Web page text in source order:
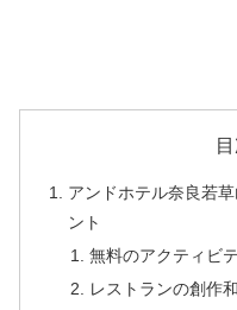
アンドホテル奈良若
ント
無料のアクティビ
レストランの創作